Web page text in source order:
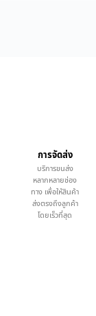
การจัดส่ง
บริการขนส่ง
หลากหลายช่อง
ทาง เพื่อให้สินค้า
ส่งตรงถึงลูกค้า
โดยเร็วที่สุด